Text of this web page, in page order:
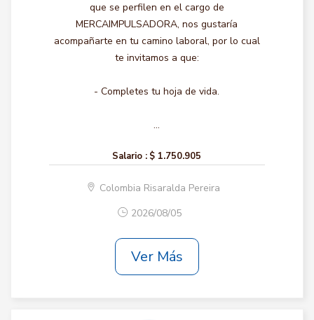
que se perfilen en el cargo de
MERCAIMPULSADORA, nos gustaría
acompañarte en tu camino laboral, por lo cual
te invitamos a que:
- Completes tu hoja de vida.
...
Salario : $ 1.750.905
Colombia Risaralda Pereira
2026/08/05
Ver Más